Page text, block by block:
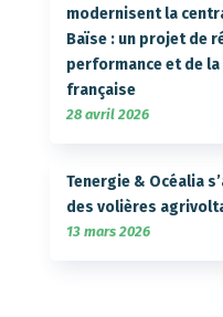
modernisent la
Baïse : un projet de
performance et de
française
28 avril 2026
Tenergie & Océalia
des volières
13 mars 2026